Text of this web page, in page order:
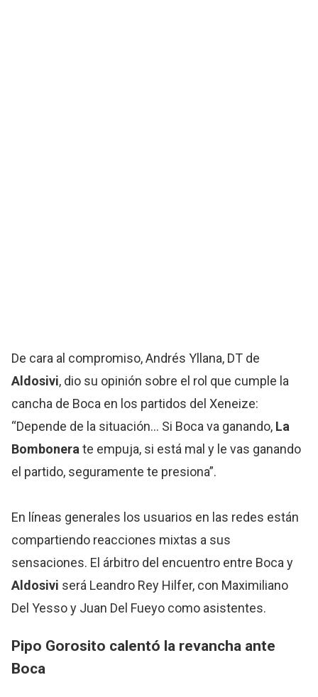
De cara al compromiso, Andrés Yllana, DT de
Aldosivi, dio su opinión sobre el rol que cumple la
cancha de Boca en los partidos del Xeneize:
“Depende de la situación… Si Boca va ganando, La
Bombonera te empuja, si está mal y le vas ganando
el partido, seguramente te presiona”.
En líneas generales los usuarios en las redes están
compartiendo reacciones mixtas a sus
sensaciones. El árbitro del encuentro entre Boca y
Aldosivi será Leandro Rey Hilfer, con Maximiliano
Del Yesso y Juan Del Fueyo como asistentes.
Pipo Gorosito calentó la revancha ante
Boca